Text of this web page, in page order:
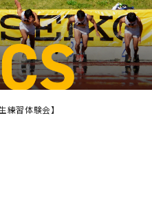
練習体験会】